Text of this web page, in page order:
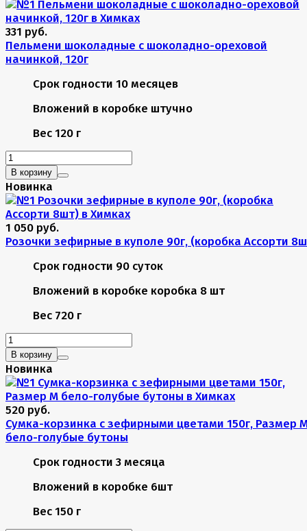
331 руб.
Пельмени шоколадные с шоколадно-ореховой
начинкой, 120г
Срок годности 10 месяцев
Вложений в коробке штучно
Вес 120 г
В корзину
Новинка
1 050 руб.
Розочки зефирные в куполе 90г, (коробка Ассорти
Срок годности 90 суток
Вложений в коробке коробка 8 шт
Вес 720 г
В корзину
Новинка
520 руб.
Сумка-корзинка с зефирными цветами 150г, Размер
бело-голубые бутоны
Срок годности 3 месяца
Вложений в коробке 6шт
Вес 150 г